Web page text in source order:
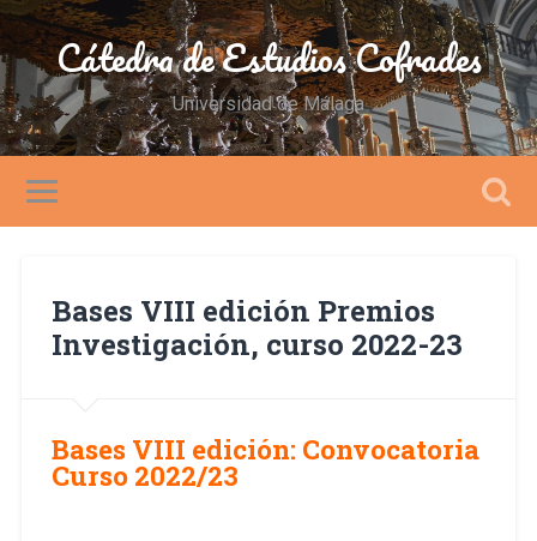
Cátedra de Estudios Cofrades
Universidad de Málaga
Bases VIII edición Premios
Investigación, curso 2022-23
Bases VIII edición: Convocatoria
Curso 2022/23